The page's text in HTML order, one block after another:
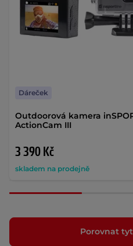
Outdoorová kamera
ActionCam III
3 390 Kč
skladem na prodejně
Dáreček
Porovnat